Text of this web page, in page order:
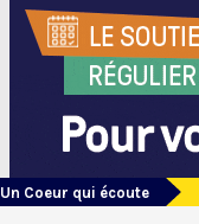
Un Coeur qui écoute